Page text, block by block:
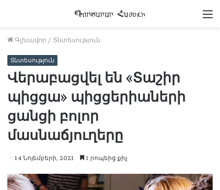
Գլխավոր / Տնտեսություն
Տնտեսություն
Վերաբացվել են «Տաշիր
պիցցա» պիցցերիաների
ցանցի բոլոր
մասնաճյուղերը
14 Նոյեմբերի, 2021 1 րոպեից քիչ